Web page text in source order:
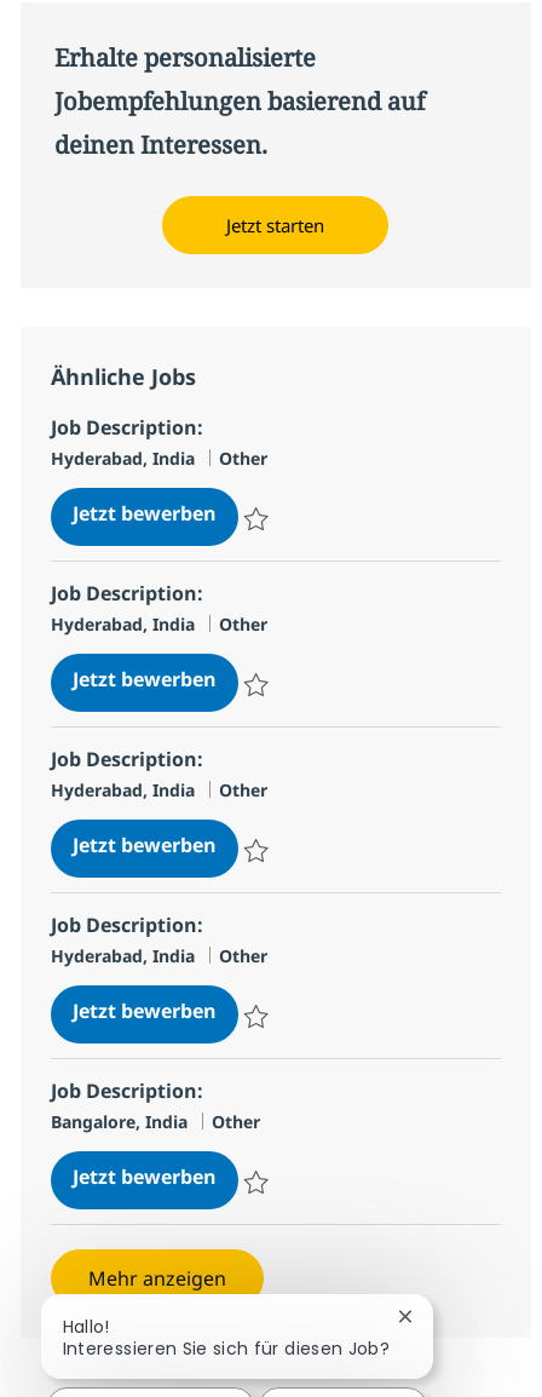
Erhalte personalisierte
Jobempfehlungen basierend auf
deinen Interessen.
Jetzt starten
Ähnliche Jobs
Job Description:
Standort
Hyderabad, India Kategorie
Other
Jetzt bewerbenJob Description:
Job Description:
Standort
Hyderabad, India Kategorie
Other
Jetzt bewerbenJob Description:
Job Description:
Standort
Hyderabad, India Kategorie
Other
Jetzt bewerbenJob Description:
Job Description:
Standort
Hyderabad, India Kategorie
Other
Jetzt bewerbenJob Description:
Job Description:
Standort
Bangalore, India Kategorie
Other
Jetzt bewerbenJob Description:
Mehr anzeigen
Hallo!
Interessieren Sie sich für diesen Job?
Chatbot-